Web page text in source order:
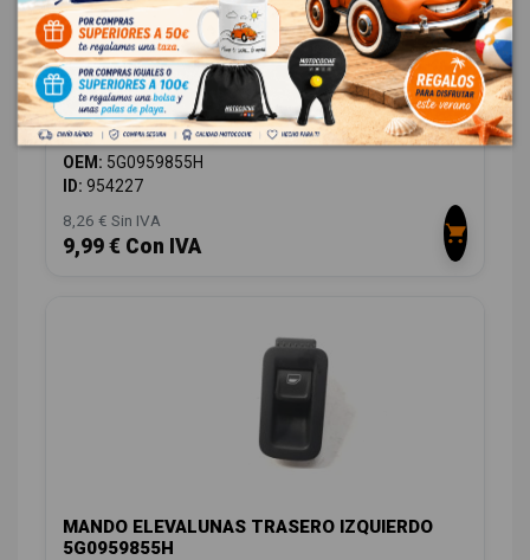
MANDO ELEVALUNAS TRASERO DERECHO
5G0959855H
VOLKSWAGEN GOLF VII LIM. 1.6 16V TDI DPF
OEM: 5G0959855H
ID: 954227
8,26 € Sin IVA
9,99 € Con IVA
MANDO ELEVALUNAS TRASERO IZQUIERDO
5G0959855H